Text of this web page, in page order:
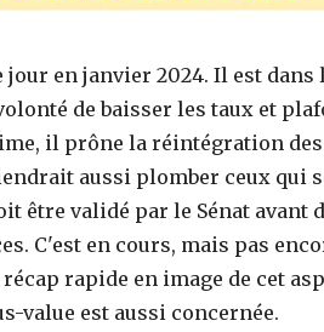
jour en janvier 2024. Il est dans
de baisser les taux et
il prône la réintégration
aussi plomber ceux qui
être validé par le Sénat avant
C'est en cours, mais pas
récap rapide en image de cet
value est aussi concernée.